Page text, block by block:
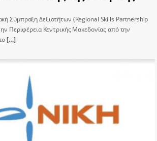
Σύμπραξη Δεξιοτήτων (Regional Skills Partnership
Περιφέρεια Κεντρικής Μακεδονίας από την
[…]